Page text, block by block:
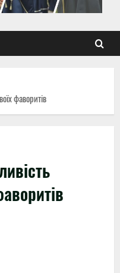
фаворитів